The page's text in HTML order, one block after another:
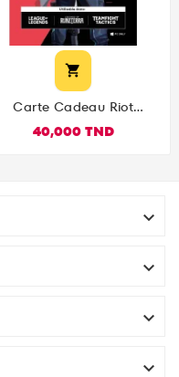

Carte Cadeau Riot
40,000 TND



